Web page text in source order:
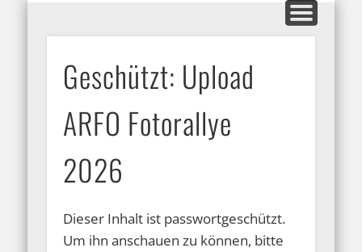
ARFO-Fotoclub
in Köln
Geschützt: Upload
ARFO Fotorallye
2026
Dieser Inhalt ist passwortgeschützt.
Um ihn anschauen zu können, bitte